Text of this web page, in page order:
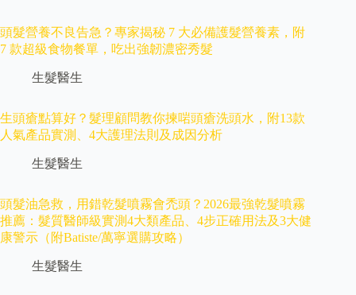
頭髮營養不良告急？專家揭秘 7 大必備護髮營養素，附
7 款超級食物餐單，吃出強韌濃密秀髮
生髮醫生
生頭瘡點算好？髮理顧問教你揀啱頭瘡洗頭水，附13款
人氣產品實測、4大護理法則及成因分析
生髮醫生
頭髮油急救，用錯乾髮噴霧會禿頭？2026最強乾髮噴霧
推薦：髮質醫師級實測4大類產品、4步正確用法及3大健
康警示（附Batiste/萬寧選購攻略）
生髮醫生